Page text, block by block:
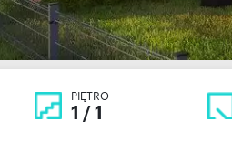
PIĘTRO
1 / 1